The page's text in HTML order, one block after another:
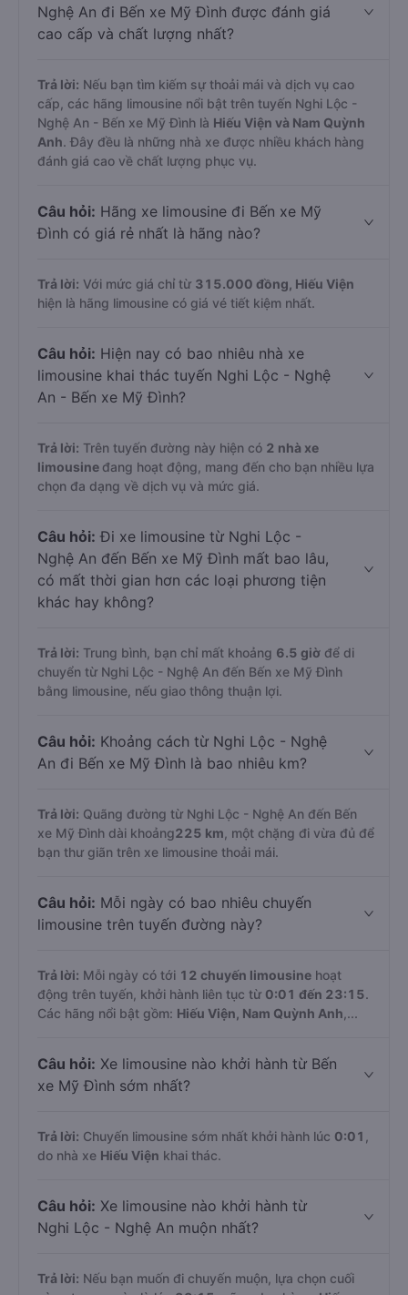
Nghệ An đi Bến xe Mỹ Đình được đánh giá
cao cấp và chất lượng nhất?
Trả lời: Nếu bạn tìm kiếm sự thoải mái và dịch vụ cao
cấp, các hãng limousine nổi bật trên tuyến Nghi Lộc -
Nghệ An - Bến xe Mỹ Đình là Hiếu Viện và Nam Quỳnh
Anh. Đây đều là những nhà xe được nhiều khách hàng
đánh giá cao về chất lượng phục vụ.
Câu hỏi: Hãng xe limousine đi Bến xe Mỹ
Đình có giá rẻ nhất là hãng nào?
Trả lời: Với mức giá chỉ từ 315.000 đồng, Hiếu Viện
hiện là hãng limousine có giá vé tiết kiệm nhất.
Câu hỏi: Hiện nay có bao nhiêu nhà xe
limousine khai thác tuyến Nghi Lộc - Nghệ
An - Bến xe Mỹ Đình?
Trả lời: Trên tuyến đường này hiện có 2 nhà xe
limousine đang hoạt động, mang đến cho bạn nhiều lựa
chọn đa dạng về dịch vụ và mức giá.
Câu hỏi: Đi xe limousine từ Nghi Lộc -
Nghệ An đến Bến xe Mỹ Đình mất bao lâu,
có mất thời gian hơn các loại phương tiện
khác hay không?
Trả lời: Trung bình, bạn chỉ mất khoảng 6.5 giờ để di
chuyển từ Nghi Lộc - Nghệ An đến Bến xe Mỹ Đình
bằng limousine, nếu giao thông thuận lợi.
Câu hỏi: Khoảng cách từ Nghi Lộc - Nghệ
An đi Bến xe Mỹ Đình là bao nhiêu km?
Trả lời: Quãng đường từ Nghi Lộc - Nghệ An đến Bến
xe Mỹ Đình dài khoảng225 km , một chặng đi vừa đủ để
bạn thư giãn trên xe limousine thoải mái.
Câu hỏi: Mỗi ngày có bao nhiêu chuyến
limousine trên tuyến đường này?
Trả lời: Mỗi ngày có tới 12 chuyến limousine hoạt
động trên tuyến, khởi hành liên tục từ 0:01 đến 23:15.
Các hãng nổi bật gồm: Hiếu Viện, Nam Quỳnh Anh ,...
Câu hỏi: Xe limousine nào khởi hành từ Bến
xe Mỹ Đình sớm nhất?
Trả lời: Chuyến limousine sớm nhất khởi hành lúc 0:01
do nhà xe Hiếu Viện khai thác.
Câu hỏi: Xe limousine nào khởi hành từ
Nghi Lộc - Nghệ An muộn nhất?
Trả lời: Nếu bạn muốn đi chuyến muộn, lựa chọn cuối